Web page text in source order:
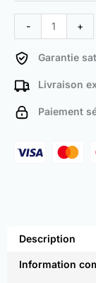
- +
Garantie
Livraison
Paiement
Description
Information